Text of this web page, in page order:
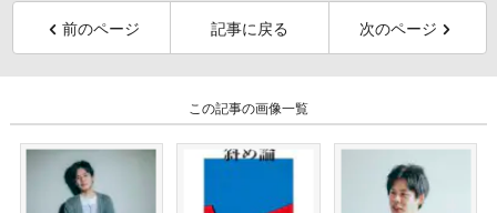
前のページ 記事に戻る 次のページ
この記事の画像一覧